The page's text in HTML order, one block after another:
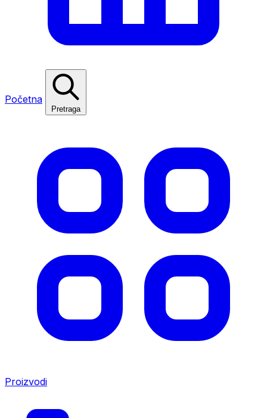
Početna
Pretraga
Proizvodi